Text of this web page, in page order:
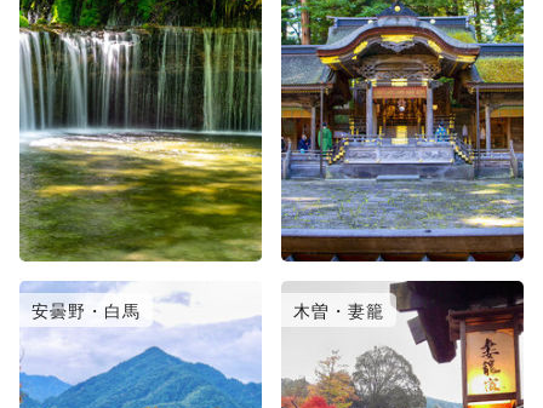
安曇野・白馬 木曽・妻籠